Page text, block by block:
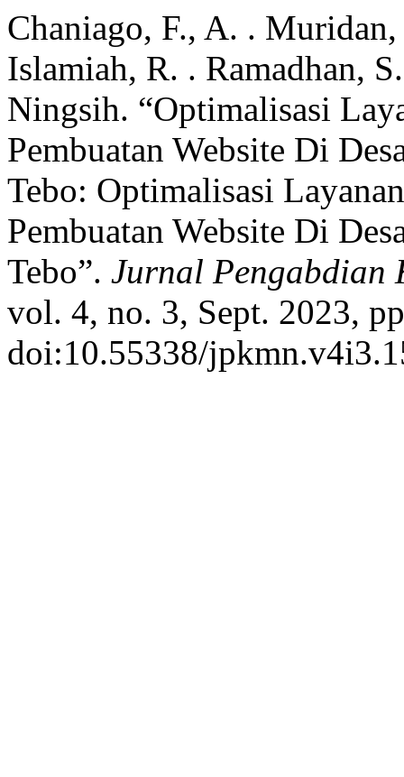
Chaniago, F., A. .
Islamiah, R. . Ramadhan,
Ningsih. “Optimalisasi
Pembuatan Website Di
Tebo: Optimalisasi
Pembuatan Website Di
Tebo”. Jurnal Pengabdian
vol. 4, no. 3, Sept. 2023,
doi:10.55338/